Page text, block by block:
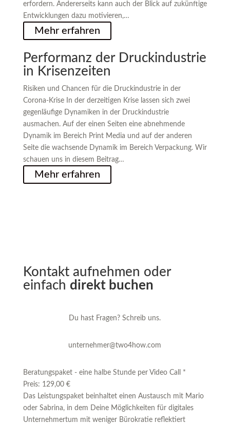
erfordern. Andererseits kann auch der Blick auf zukünftige
Entwicklungen dazu motivieren,…
Mehr erfahren
Performanz der Druckindustrie
in Krisenzeiten
Risiken und Chancen für die Druckindustrie in der
Corona-Krise In der derzeitigen Krise lassen sich zwei
gegenläufige Dynamiken in der Druckindustrie
ausmachen. Auf der einen Seiten eine abnehmende
Dynamik im Bereich Print Media und auf der anderen
Seite die wachsende Dynamik im Bereich Verpackung. Wir
schauen uns in diesem Beitrag…
Mehr erfahren
Kontakt aufnehmen oder
einfach direkt buchen
Du hast Fragen? Schreib uns.
unternehmer@two4how.com
Beratungspaket - eine halbe Stunde per Video Call *
Preis: 129,00 €
Das Leistungspaket beinhaltet einen Austausch mit Mario
oder Sabrina, in dem Deine Möglichkeiten für digitales
Unternehmertum mit weniger Bürokratie reflektiert